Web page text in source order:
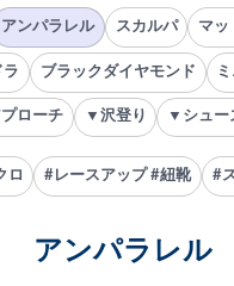
アンパラレル スカルパ マッ
ラ ブラックダイヤモンド
ローチ ▼沢登り ▼シュー
ロ #レースアップ #紐靴 #
アンパラレル